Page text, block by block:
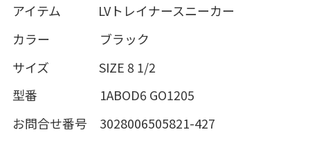
アイテム LVトレイナースニーカー
カラー ブラック
サイズ SIZE 8 1/2
型番 1ABOD6 GO1205
お問合せ番号 3028006505821-427